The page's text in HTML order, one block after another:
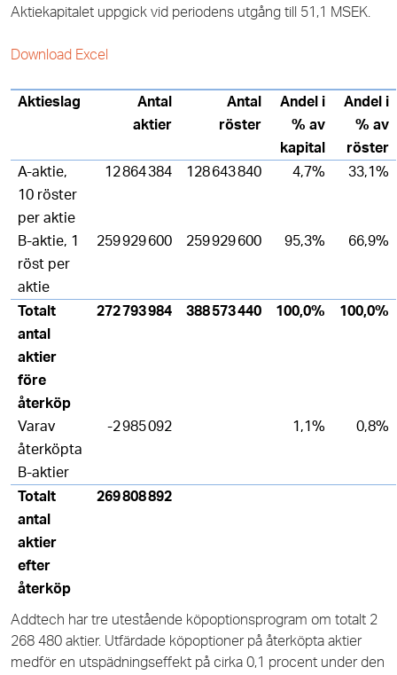
Aktiekapitalet uppgick vid periodens utgång till 51,1 MSEK.
Download Excel
Aktieslag
Antal
aktier
Antal
röster
Andel i
% av
kapital
Andel i
% av
röster
A-aktie,
10 röster
per aktie
12 864 384 128 643 840 4,7% 33,1%
B-aktie, 1
röst per
aktie
259 929 600 259 929 600 95,3% 66,9%
Totalt
antal
aktier
före
återköp
272 793 984 388 573 440 100,0% 100,0%
Varav
återköpta
B-aktier
-2 985 092 1,1% 0,8%
Totalt
antal
aktier
efter
återköp
269 808 892
Addtech har tre utestående köpoptionsprogram om totalt 2
268 480 aktier. Utfärdade köpoptioner på återköpta aktier
medför en utspädningseffekt på cirka 0,1 procent under den